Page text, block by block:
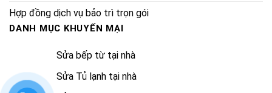
Hợp đồng dịch vụ bảo trì trọn gói
DANH MỤC KHUYẾN MẠI
Sửa bếp từ tại nhà
Sửa Tủ lạnh tại nhà